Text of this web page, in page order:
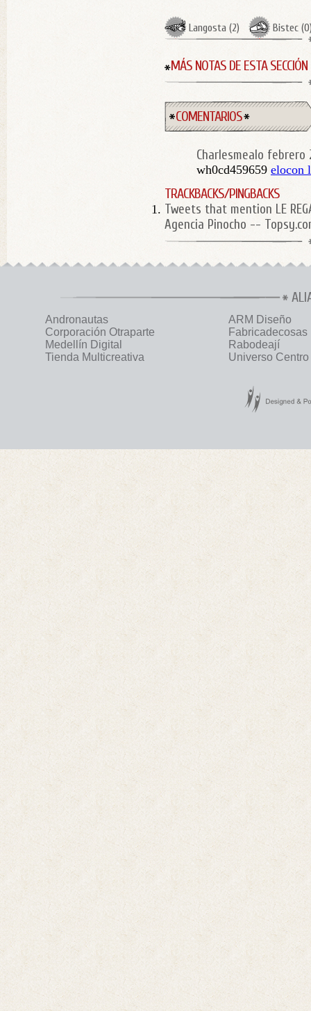
Langosta (2) Bistec (0
MÁS NOTAS DE ESTA SECCIÓN
COMENTARIOS
Charlesmealo febrero
wh0cd459659 elocon
TRACKBACKS/PINGBACKS
Tweets that mention LE
Agencia Pinocho --
Andronautas
ARM Diseño
Corporación Otraparte
Fabricadecosas
Medellín Digital
Rabodeají
Tienda Multicreativa
Universo Centro